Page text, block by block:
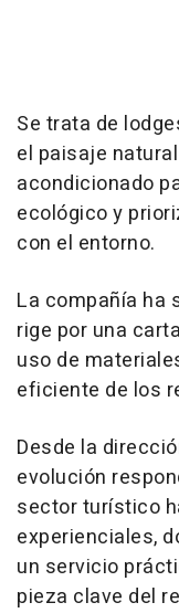
Se trata de
el paisaje
acondicionado
ecológico y
con el entorno.
La compañía ha
rige por una
uso de
eficiente de los
Desde la
evolución
sector turístico
experienciales,
un servicio
pieza clave del